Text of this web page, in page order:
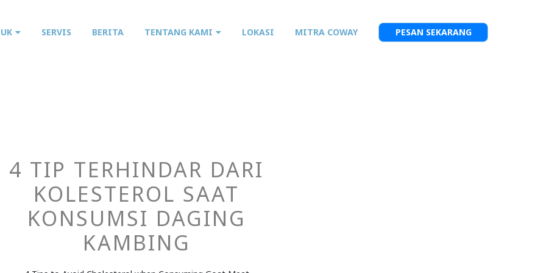
SERVIS BERITA TENTANG KAMI LOKASI MITRA COWAY PESAN SEKARANG
4 TIP TERHINDAR DARI
KOLESTEROL SAAT
KONSUMSI DAGING
KAMBING